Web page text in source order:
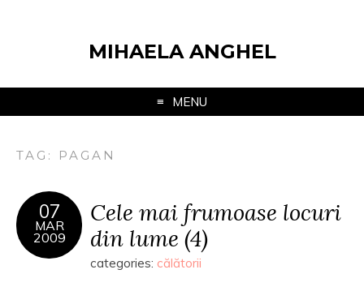
MIHAELA ANGHEL
MENU
TAG: PAGAN
07
MAR
2009
Cele mai frumoase locuri
din lume (4)
categories: călătorii